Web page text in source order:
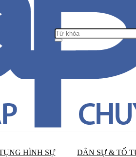
HÌNH SỰ DÂN SỰ & TỐ